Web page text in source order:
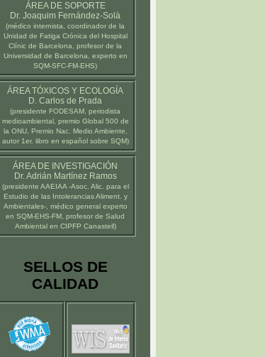
ÁREA DE SOPORTE
Dr. Joaquim Fernández-Solà
(médico internista, coordinador de la
Unidad de Fatiga Crónica del Hospital
Clínic de Barcelona , profesor de la
Universidad de Barcelona , experto en
SQM-SFC-FM-EHS)
ÁREA TÓXICOS Y ECOLOGÍA
D. Carlos de Prada
(presidente FODESAM , periodista
medioambiental, premio Global 500 de
la ONU, Premio Nac. Medio Ambiente,
autor 1er. libro en español sobre SQM)
ÁREA DE INVESTIGACIÓN
Dr. Adrián Martínez Ramos
(presidente AAEIAA-Asoc. Alic. para el
Estudio de las Intolerancias Aliment. y
Ambientales-, médico general experto
en SQM-EHS-FM, profesor de Salud
Ambiental en CIPFP Canastell)
SELLOS DE
CALIDAD